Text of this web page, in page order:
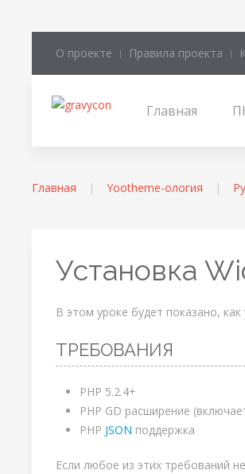
О проекте Правила проекта
Главная
Главная Yootheme-ология
Установка
В этом уроке будет показано,
ТРЕБОВАНИЯ
PHP 5.2.4+
PHP GD расширение
PHP JSON поддержка
Если любое из этих требований